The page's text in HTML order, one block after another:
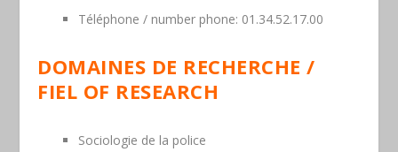
Téléphone / number phone: 01.34.52.17.00
DOMAINES DE RECHERCHE /
FIEL OF RESEARCH
Sociologie de la police